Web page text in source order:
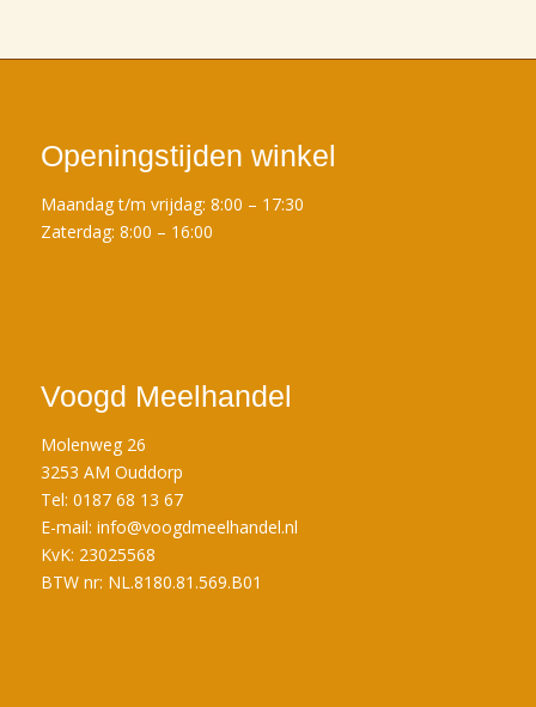
Openingstijden winkel
Maandag t/m vrijdag: 8:00 – 17:30
Zaterdag: 8:00 – 16:00
Voogd Meelhandel
Molenweg 26
3253 AM Ouddorp
Tel: 0187 68 13 67
E-mail: info@voogdmeelhandel.nl
KvK: 23025568
BTW nr: NL.8180.81.569.B01